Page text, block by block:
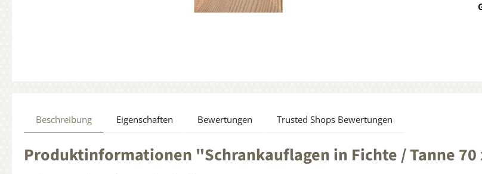
Beschreibung Eigenschaften Bewertungen Trusted Shops Bewertungen
Produktinformationen "Schrankauflagen in Fichte / Tanne 70